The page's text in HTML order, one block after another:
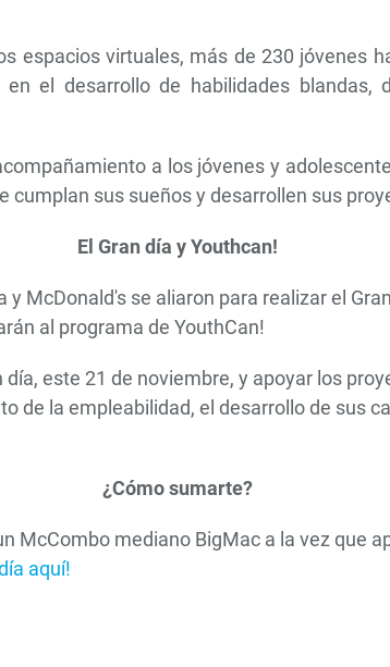
espacios virtuales, más de 230 jóvenes
el desarrollo de habilidades blandas,
a los jóvenes y
cumplan sus sueños y desarrollen sus
El Gran día y Youthcan!
y McDonald's se aliaron para realizar el
al programa de YouthCan!
este 21 de noviembre, y apoyar los
de la empleabilidad, el desarrollo de sus
¿Cómo sumarte?
McCombo mediano BigMac a la vez que
aquí!